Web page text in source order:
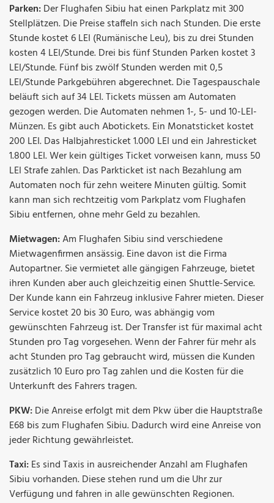
Parken:Der Flughafen Sibiu hat einen Parkplatz mit 300
Stellplätzen. Die Preise staffeln sich nach Stunden. Die erste
Stunde kostet 6 LEI (Rumänische Leu), bis zu drei Stunden
kosten 4 LEI/Stunde. Drei bis fünf Stunden Parken kostet 3
LEI/Stunde. Fünf bis zwölf Stunden werden mit 0,5
LEI/Stunde Parkgebühren abgerechnet. Die Tagespauschale
beläuft sich auf 34 LEI. Tickets müssen am Automaten
gezogen werden. Die Automaten nehmen 1-, 5- und 10-LEI-
Münzen. Es gibt auch Abotickets. Ein Monatsticket kostet
200 LEI. Das Halbjahresticket 1.000 LEI und ein Jahresticket
1.800 LEI. Wer kein gültiges Ticket vorweisen kann, muss 50
LEI Strafe zahlen. Das Parkticket ist nach Bezahlung am
Automaten noch für zehn weitere Minuten gültig. Somit
kann man sich rechtzeitig vom Parkplatz vom Flughafen
Sibiu entfernen, ohne mehr Geld zu bezahlen.
Mietwagen:Am Flughafen Sibiu sind verschiedene
Mietwagenfirmen ansässig. Eine davon ist die Firma
Autopartner. Sie vermietet alle gängigen Fahrzeuge, bietet
ihren Kunden aber auch gleichzeitig einen Shuttle-Service.
Der Kunde kann ein Fahrzeug inklusive Fahrer mieten. Dieser
Service kostet 20 bis 30 Euro, was abhängig vom
gewünschten Fahrzeug ist. Der Transfer ist für maximal acht
Stunden pro Tag vorgesehen. Wenn der Fahrer für mehr als
acht Stunden pro Tag gebraucht wird, müssen die Kunden
zusätzlich 10 Euro pro Tag zahlen und die Kosten für die
Unterkunft des Fahrers tragen.
PKW:Die Anreise erfolgt mit dem Pkw über die Hauptstraße
E68 bis zum Flughafen Sibiu. Dadurch wird eine Anreise von
jeder Richtung gewährleistet.
Taxi:Es sind Taxis in ausreichender Anzahl am Flughafen
Sibiu vorhanden. Diese stehen rund um die Uhr zur
Verfügung und fahren in alle gewünschten Regionen.